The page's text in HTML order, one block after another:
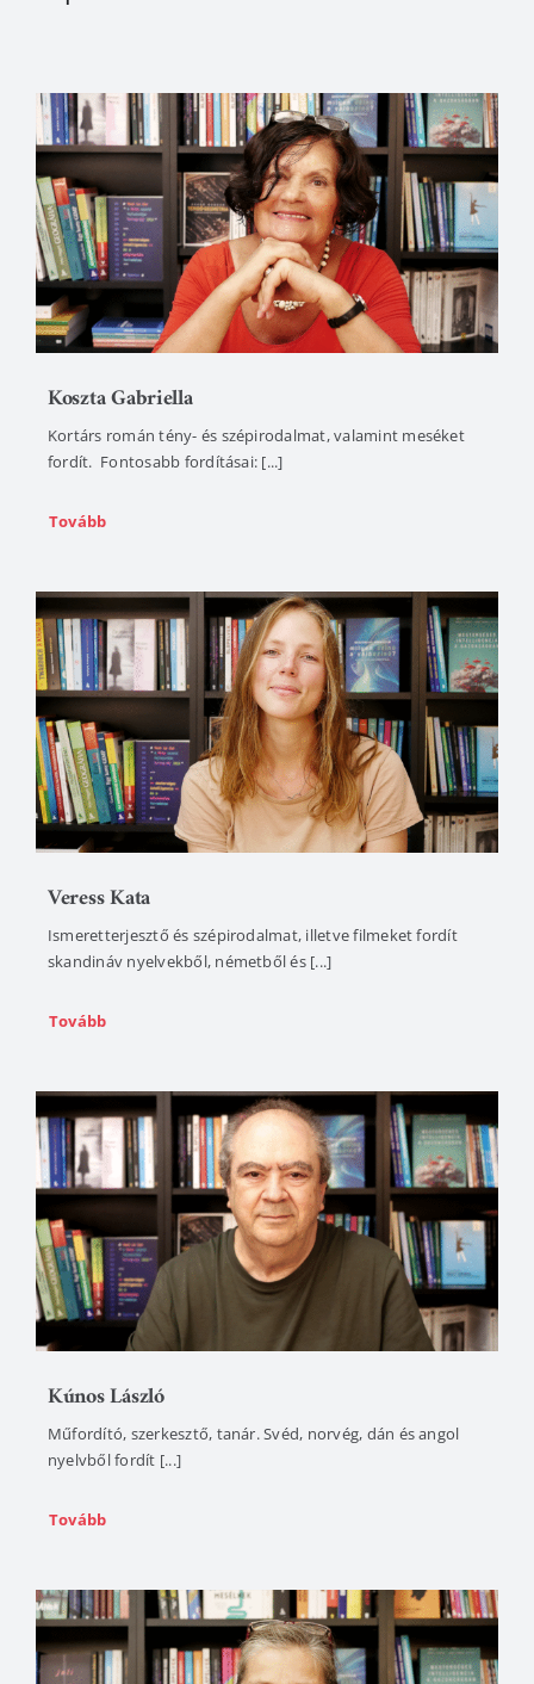
Koszta Gabriella
Kortárs román tény- és szépirodalmat, valamint meséket
fordít. Fontosabb fordításai: [...]
Tovább
Veress Kata
Ismeretterjesztő és szépirodalmat, illetve filmeket fordít
skandináv nyelvekből, németből és [...]
Tovább
Kúnos László
Műfordító, szerkesztő, tanár. Svéd, norvég, dán és angol
nyelvből fordít [...]
Tovább